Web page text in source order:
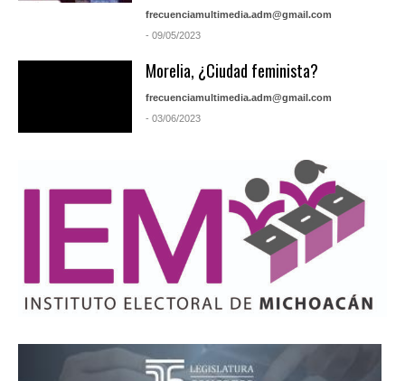
frecuenciamultimedia.adm@gmail.com
- 09/05/2023
Morelia, ¿Ciudad feminista?
frecuenciamultimedia.adm@gmail.com
- 03/06/2023